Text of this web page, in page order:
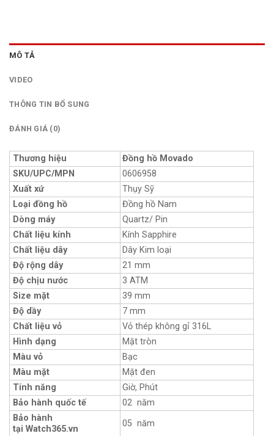
MÔ TẢ
VIDEO
THÔNG TIN BỔ SUNG
ĐÁNH GIÁ (0)
Thương hiệu
Đồng hồ Movado
SKU/UPC/MPN
0606958
Xuất xứ
Thụy Sỹ
Loại đồng hồ
Đồng hồ Nam
Dòng máy
Quartz/ Pin
Chất liệu kính
Kính Sapphire
Chất liệu dây
Dây Kim loại
Độ rộng dây
21 mm
Độ chịu nước
3 ATM
Size mặt
39 mm
Độ dầy
7 mm
Chất liệu vỏ
Vỏ thép không gỉ 316L
Hình dạng
Mặt tròn
Màu vỏ
Bạc
Màu mặt
Mặt đen
Tính năng
Giờ, Phút
Bảo hành quốc tế
02 năm
Bảo hành
tại Watch365.vn
05 năm